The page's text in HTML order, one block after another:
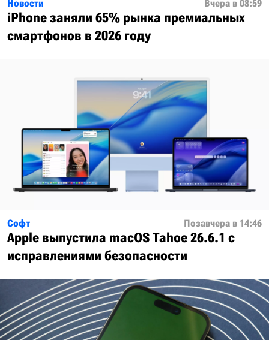
Новости Вчера в 08:59
iPhone заняли 65% рынка премиальных
смартфонов в 2026 году
Софт Позавчера в 14:46
Apple выпустила macOS Tahoe 26.6.1 с
исправлениями безопасности